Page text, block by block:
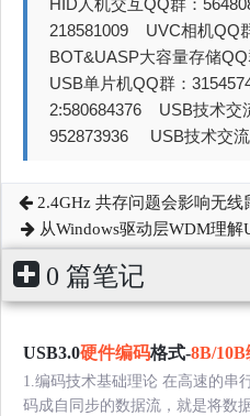
HID人机交互QQ群：
218581009 UVC相机QQ
BOT&UASP大容量存储
USB单片机QQ群：
2:580684376 USB技术交
952873936 USB技术交流
2.4GHz 共存问题会影响无线
从Windows驱动层WDM理
0 篇笔记
USB3.0硬件编码格式-8B/
1.编码技术基础理论 在高速的串
码成自同步的数据流，就是将数